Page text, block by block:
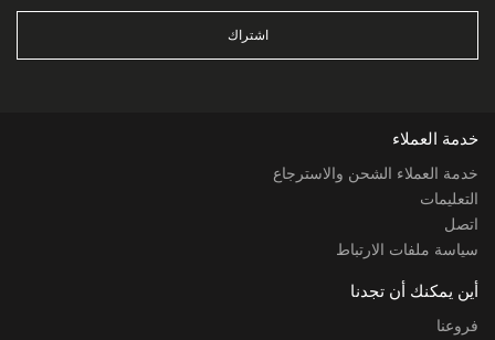
اشتراك
خدمة العملاء
خدمة العملاء الشحن والاسترجاع
التعليمات
اتصل
سياسة ملفات الارتباط
أين يمكنك أن تجدنا
فروعنا